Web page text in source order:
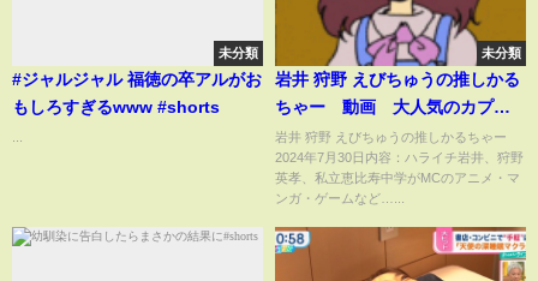
未分類
#ジャルジャル 福徳の卒アルがお
もしろすぎるwww #shorts
未分類
岩井 狩野 えびちゅうの推しかる
ちゃー 動画 大人気のカプセ
ルトイを調査 7月30日
岩井 狩野 えびちゅうの推しかるちゃー
2024年7月30日内容：ハライチ岩井、狩野
英孝、私立恵比寿中学がMCのアニメ・マ
ンガ・ゲームなど…...